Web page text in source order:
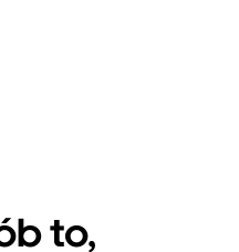
to,